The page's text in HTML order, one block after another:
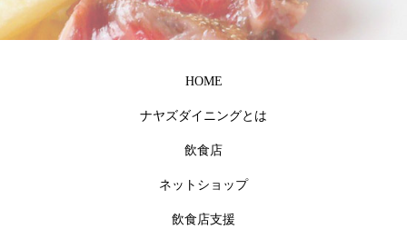
HOME
ナヤズダイニングとは
飲食店
ネットショップ
飲食店支援